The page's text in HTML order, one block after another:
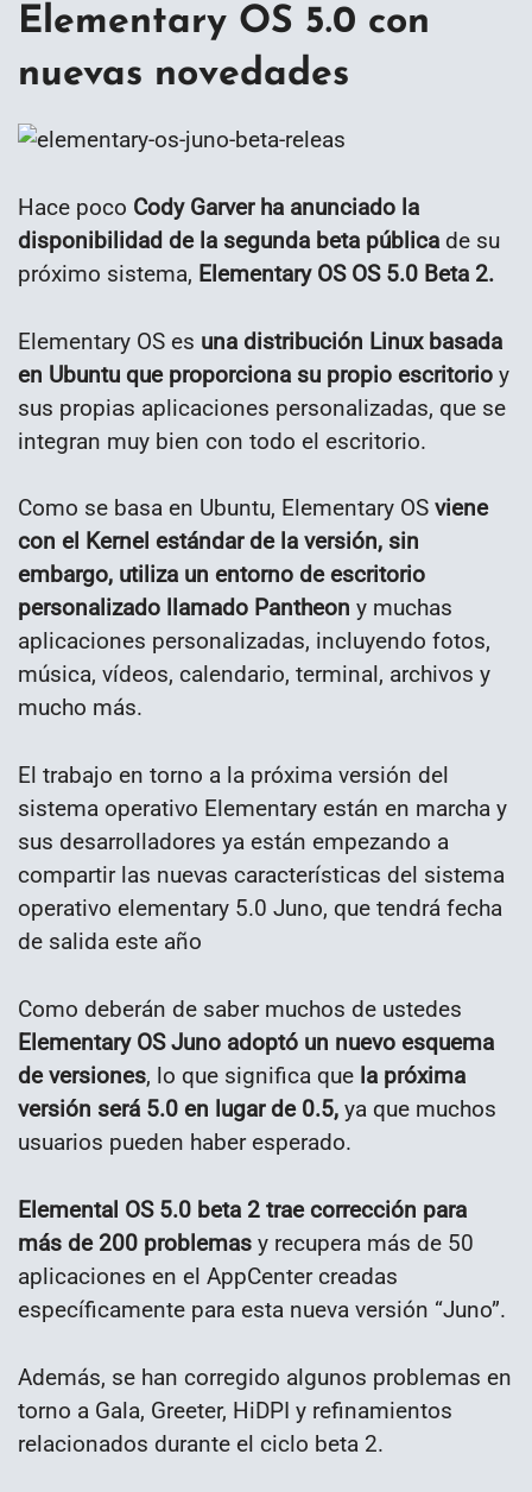
Elementary OS 5.0 con
nuevas novedades
Hace poco Cody Garver ha anunciado la
disponibilidad de la segunda beta pública de su
próximo sistema, Elementary OS OS 5.0 Beta 2.
Elementary OS es una distribución Linux basada
en Ubuntu que proporciona su propio escritorio y
sus propias aplicaciones personalizadas, que se
integran muy bien con todo el escritorio.
Como se basa en Ubuntu, Elementary OS viene
con el Kernel estándar de la versión, sin
embargo, utiliza un entorno de escritorio
personalizado llamado Pantheon y muchas
aplicaciones personalizadas, incluyendo fotos,
música, vídeos, calendario, terminal, archivos y
mucho más.
El trabajo en torno a la próxima versión del
sistema operativo Elementary están en marcha y
sus desarrolladores ya están empezando a
compartir las nuevas características del sistema
operativo elementary 5.0 Juno, que tendrá fecha
de salida este año
Como deberán de saber muchos de ustedes
Elementary OS Juno adoptó un nuevo esquema
de versiones, lo que significa que la próxima
versión será 5.0 en lugar de 0.5, ya que muchos
usuarios pueden haber esperado.
Elemental OS 5.0 beta 2 trae corrección para
más de 200 problemas y recupera más de 50
aplicaciones en el AppCenter creadas
específicamente para esta nueva versión “Juno”.
Además, se han corregido algunos problemas en
torno a Gala, Greeter, HiDPI y refinamientos
relacionados durante el ciclo beta 2.